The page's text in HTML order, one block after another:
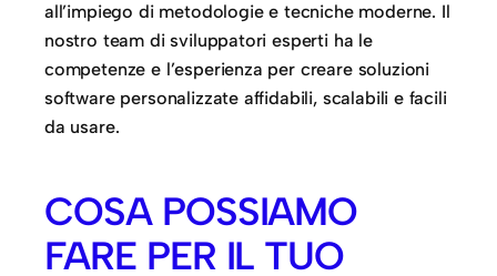
all’impiego di metodologie e tecniche moderne. Il
nostro team di sviluppatori esperti ha le
competenze e l’esperienza per creare soluzioni
software personalizzate affidabili, scalabili e facili
da usare.
COSA POSSIAMO
FARE PER IL TUO